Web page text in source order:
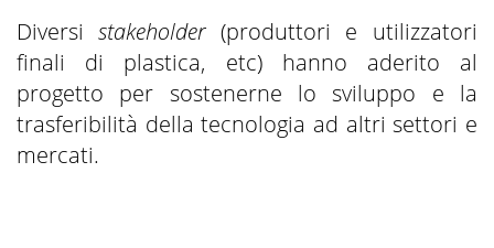
Diversistakeholder(produttori e utilizzatori
finali di plastica, etc) hanno aderito al
progetto per sostenerne lo sviluppo e la
trasferibilità della tecnologia ad altri settori e
mercati.